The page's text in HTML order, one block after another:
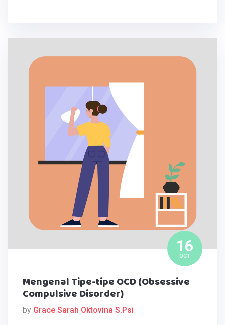
16
OCT
Mengenal Tipe-tipe OCD (Obsessive
Compulsive Disorder)
by Grace Sarah Oktovina S.Psi